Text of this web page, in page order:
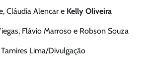
Cláudia Alencar e Kelly Oliveira
Flávio Marroso e Robson Souza
Lima/Divulgação